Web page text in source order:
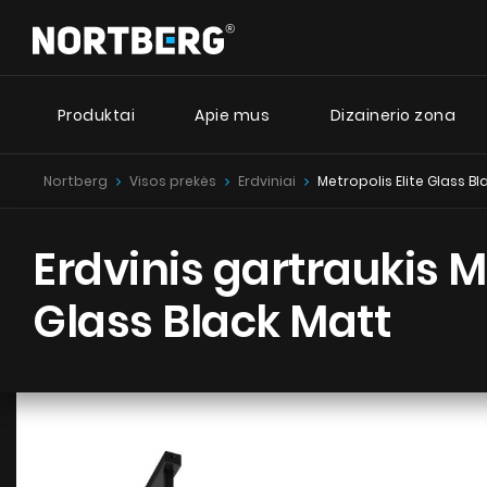
Produktai
Naujienos
Sieniniai gartraukiai
Įmontuojami gartraukiai
Retro gartraukiai
Lubiniai gartraukiai
Kamino tipo gartraukiai
Įmontuoti gartraukiai
Integruoti gartraukiai
Nortberg
Apie mus Dizainerio zona
Patarimai
ŽIŪRĖTI
Nortberg Visos prekės Erdviniai Metropolis Elite Glass
Erdvinis gartraukis
Glass Black Matt